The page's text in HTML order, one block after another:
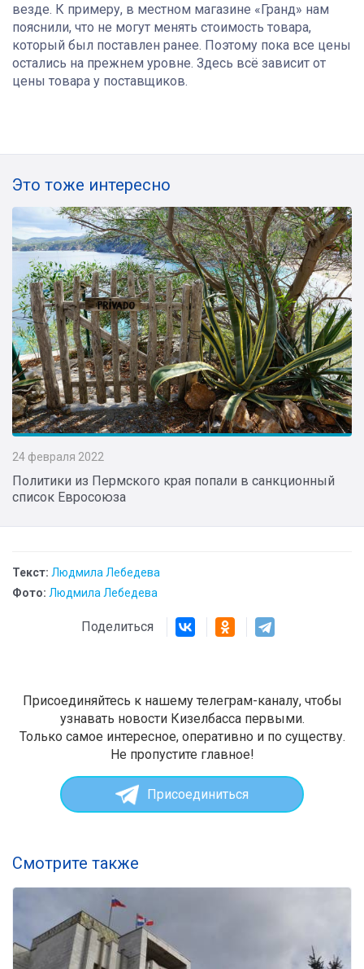
везде. К примеру, в местном магазине «Гранд» нам
пояснили, что не могут менять стоимость товара,
который был поставлен ранее. Поэтому пока все цены
остались на прежнем уровне. Здесь всё зависит от
цены товара у поставщиков.
Это тоже интересно
24 февраля 2022
Политики из Пермского края попали в санкционный
список Евросоюза
Текст: Людмила Лебедева
Фото: Людмила Лебедева
Поделиться
Присоединяйтесь к нашему телеграм-каналу, чтобы
узнавать новости Кизелбасса первыми.
Только самое интересное, оперативно и по существу.
Не пропустите главное!
Присоединиться
Смотрите также